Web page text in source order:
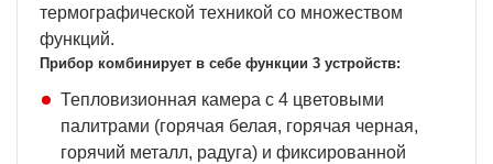
термографической техникой со множеством
функций.
Прибор комбинирует в себе функции 3 устройств:
Тепловизионная камера с 4 цветовыми
палитрами (горячая белая, горячая черная,
горячий металл, радуга) и фиксированной